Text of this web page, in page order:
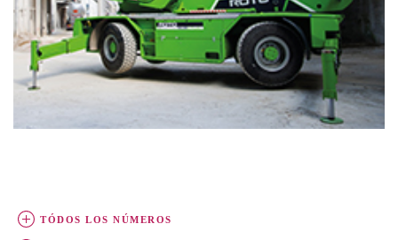
TÓDOS LOS NÚMEROS